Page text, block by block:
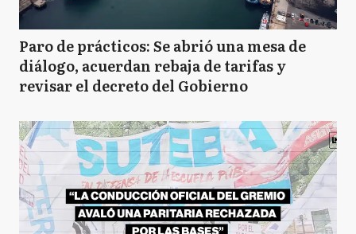
Paro de prácticos: Se abrió una mesa de
diálogo, acuerdan rebaja de tarifas y
revisar el decreto del Gobierno